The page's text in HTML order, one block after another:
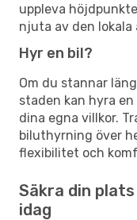
uppleva
njuta av den lokala
Hyr en bil?
Om du stannar
staden kan hyra
dina egna villkor.
biluthyrning över
flexibilitet och
Säkra din
idag